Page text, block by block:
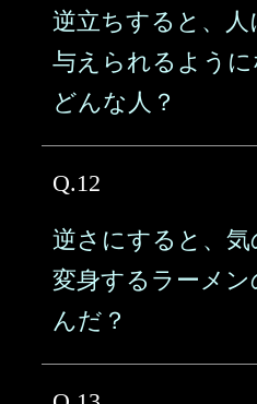
逆立ちすると、人
与えられるように
どんな人？
Q.12
逆さにすると、気
変身するラーメン
んだ？